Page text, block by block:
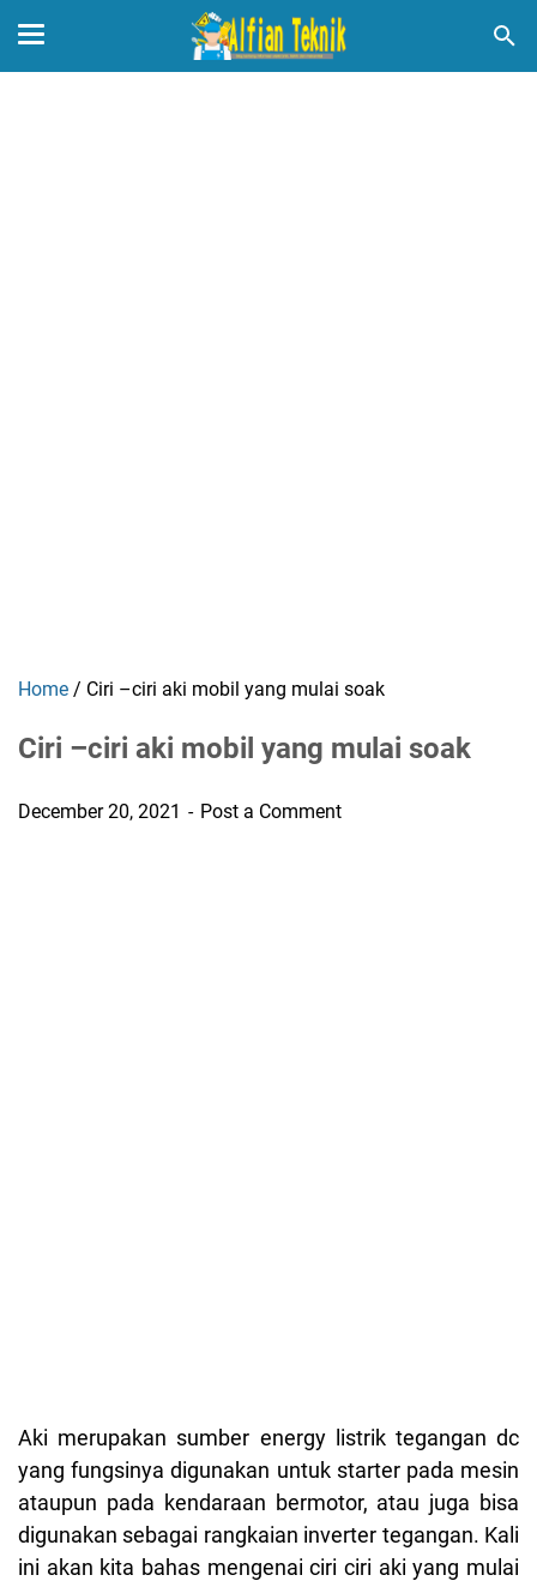
Home / Ciri –ciri aki mobil yang mulai soak
Ciri –ciri aki mobil yang mulai soak
December 20, 2021 Post a Comment
Aki merupakan sumber energy listrik tegangan dc
yang fungsinya digunakan untuk starter pada mesin
ataupun pada kendaraan bermotor, atau juga bisa
digunakan sebagai rangkaian inverter tegangan. Kali
ini akan kita bahas mengenai ciri ciri aki yang mulai